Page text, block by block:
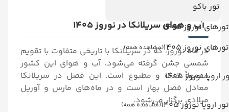
تور باکو
تورهای نوروز 1405
تورهای نوروز 1405
(مشاهده همه)
اروپا نوروز 1405
تور اروپا نوروز 1405 (مشاهده همه)
آب و هوای سریلانکا در نوروز 1405
در ماه نوروز، که در سریلانکا با تاریخی متفاوت با تقویم
شمسی جشن گرفته می‌شود، آب و هوای این کشور
معمولاً خنک و مطبوع است. این فصل در سریلانکا
معادل فصل بهار است و در ماه‌های مارس و آوریل
میلادی برگزار می‌شود.